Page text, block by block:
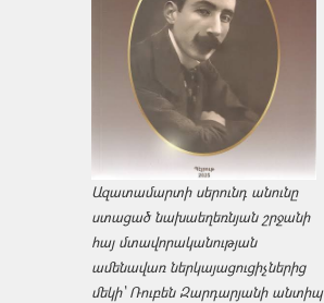
Ազատամարտի սերունդ անունը
ստացած նախաեղեռնյան շրջանի
հայ մտավորականության
ամենավառ ներկայացուցիչներից
մեկի՝ Ռուբեն Զարդարյանի անտիպ